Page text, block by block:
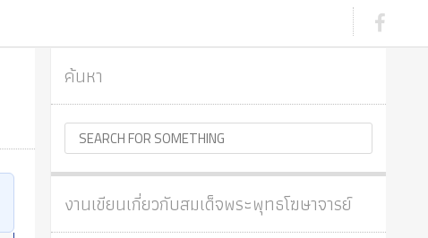
ค้นหา
งานเขียนเกี่ยวกับสมเด็จพระพุทธโฆษาจารย์